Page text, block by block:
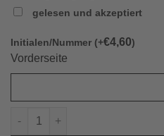
gelesen und akzeptiert
Initialen/Nummer (+€4,60)
Vorderseite
602014 SP-TRIKOT HYPER